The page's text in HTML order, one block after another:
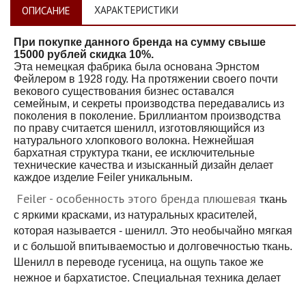
ОПИСАНИЕ ХАРАКТЕРИСТИКИ
При покупке данного бренда на сумму свыше
15000 рублей скидка 10%.
Эта немецкая фабрика была основана Эрнстом
Фейлером в 1928 году. На протяжении своего почти
векового существования бизнес оставался
семейным, и секреты производства передавались из
поколения в поколение. Бриллиантом производства
по праву считается шенилл, изготовляющийся из
натурального хлопкового волокна. Нежнейшая
бархатная структура ткани, ее исключительные
технические качества и изысканный дизайн делает
каждое изделие Feiler уникальным.
Feiler - особенность этого бренда плюшевая ткань
с яркими красками, из натуральных красителей,
которая называется - шенилл. Это необычайно мягкая
и с большой впитываемостью и долговечностью ткань.
Шенилл в переводе гусеница, на ощупь такое же
нежное и бархатистое. Специальная техника делает